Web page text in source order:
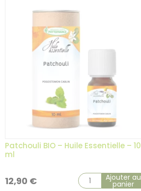
Patchouli BIO – Huile Essentielle – 10
ml
12,90 € Ajouter au
panier